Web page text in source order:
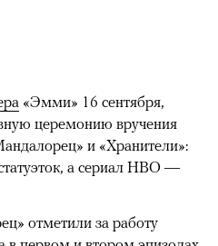
«Эмми» 16 сентября,
церемонию вручения
и «Хранители»:
а сериал HBO —
отметили за работу